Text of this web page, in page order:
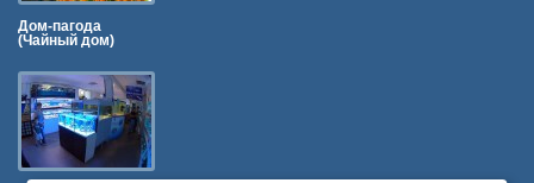
Дом-пагода
(Чайный дом)